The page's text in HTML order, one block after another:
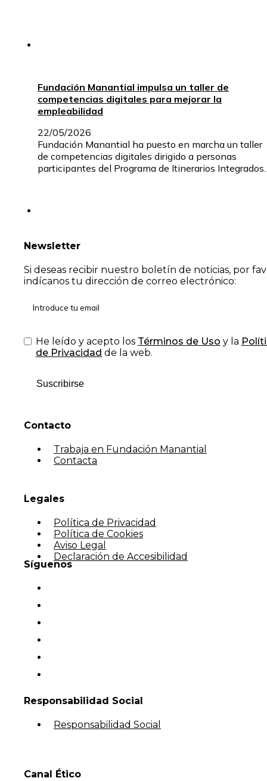
Fundación Manantial impulsa un taller de
competencias digitales para mejorar la
empleabilidad
22/05/2026
Fundación Manantial ha puesto en marcha un taller
de competencias digitales dirigido a personas
participantes del Programa de Itinerarios
Newsletter
Si deseas recibir nuestro boletín de noticias, por
indícanos tu dirección de correo electrónico:
He leído y acepto los Términos de Uso y la
de Privacidad de la web.
Suscribirse
Contacto
Trabaja en Fundación Manantial
Contacta
Legales
Política de Privacidad
Política de Cookies
Aviso Legal
Declaración de Accesibilidad
Síguenos
Responsabilidad Social
Responsabilidad Social
Canal Ético